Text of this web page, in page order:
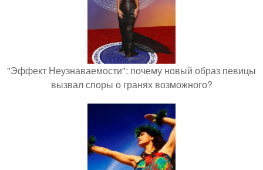
"Эффект Неузнаваемости": почему новый образ певицы
вызвал споры о гранях возможного?